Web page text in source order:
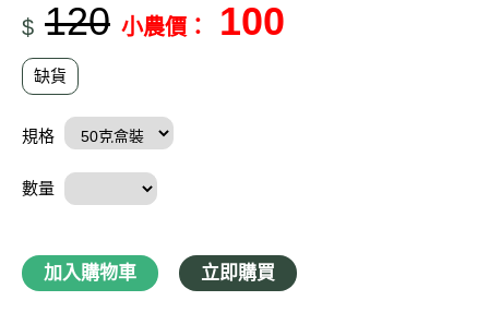
$ 120 小農價： 100
缺貨
規格
數量
加入購物車 立即購買